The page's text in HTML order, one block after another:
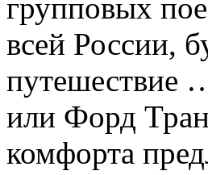
групповых
всей России,
путешествие
или Форд
комфорта